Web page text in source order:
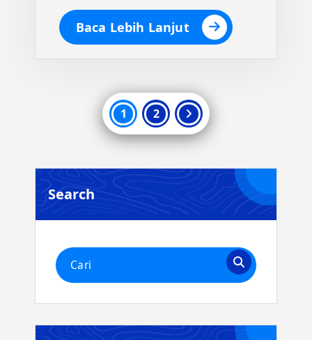
Baca Lebih Lanjut
Paginasi
pos
1 2
Search
Pencarian
untuk: